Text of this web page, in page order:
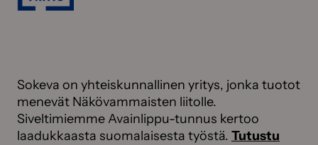
Sokeva on yhteiskunnallinen yritys, jonka tuotot
menevät Näkövammaisten liitolle.
Siveltimiemme Avainlippu-tunnus kertoo
laadukkaasta suomalaisesta työstä. Tutustu